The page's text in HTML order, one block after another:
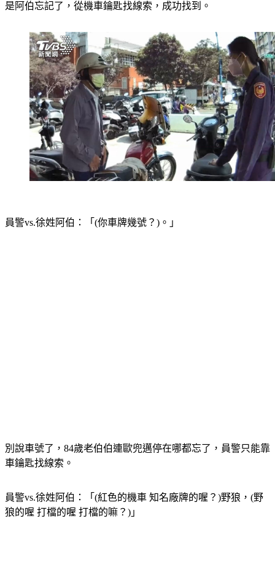
是阿伯忘記了，從機車鑰匙找線索，成功找到。
員警vs.徐姓阿伯：「(你車牌幾號？)。」
別說車號了，84歲老伯伯連歐兜邁停在哪都忘了，員警只能靠
車鑰匙找線索。
員警vs.徐姓阿伯：「(紅色的機車 知名廠牌的喔？)野狼，(野
狼的喔 打檔的喔 打檔的嘛？)」